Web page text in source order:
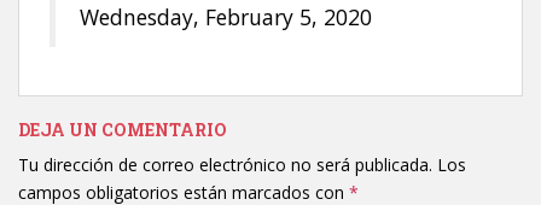
Wednesday, February 5, 2020
DEJA UN COMENTARIO
Tu dirección de correo electrónico no será publicada. Los
campos obligatorios están marcados con *